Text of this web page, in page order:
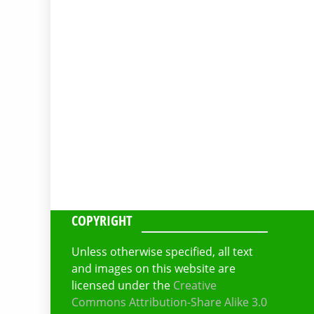
COPYRIGHT
Unless otherwise specified, all text
and images on this website are
licensed under the Creative
Commons Attribution-Share Alike 3.0